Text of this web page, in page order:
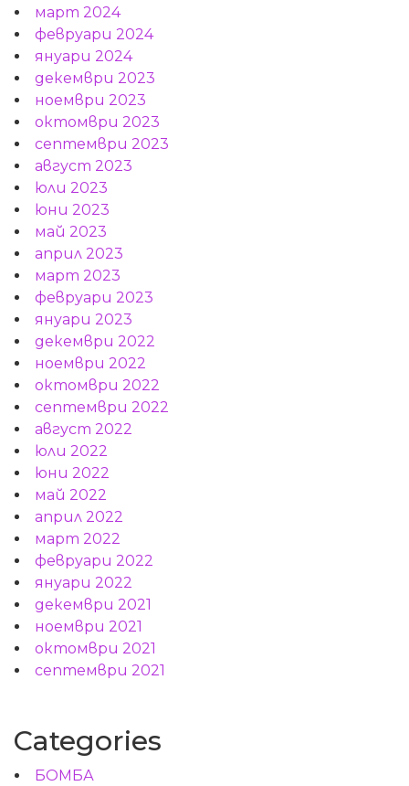
март 2024
февруари 2024
януари 2024
декември 2023
ноември 2023
октомври 2023
септември 2023
август 2023
юли 2023
юни 2023
май 2023
април 2023
март 2023
февруари 2023
януари 2023
декември 2022
ноември 2022
октомври 2022
септември 2022
август 2022
юли 2022
юни 2022
май 2022
април 2022
март 2022
февруари 2022
януари 2022
декември 2021
ноември 2021
октомври 2021
септември 2021
Categories
БОМБА